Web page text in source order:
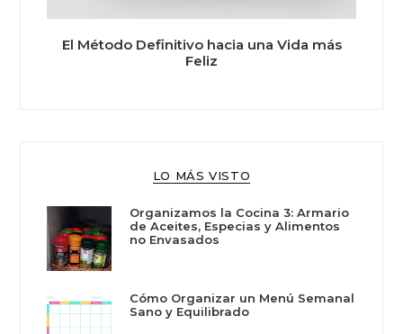
El Método Definitivo hacia una Vida más
Feliz
LO MÁS VISTO
Organizamos la Cocina 3: Armario
de Aceites, Especias y Alimentos
no Envasados
Cómo Organizar un Menú Semanal
Sano y Equilibrado